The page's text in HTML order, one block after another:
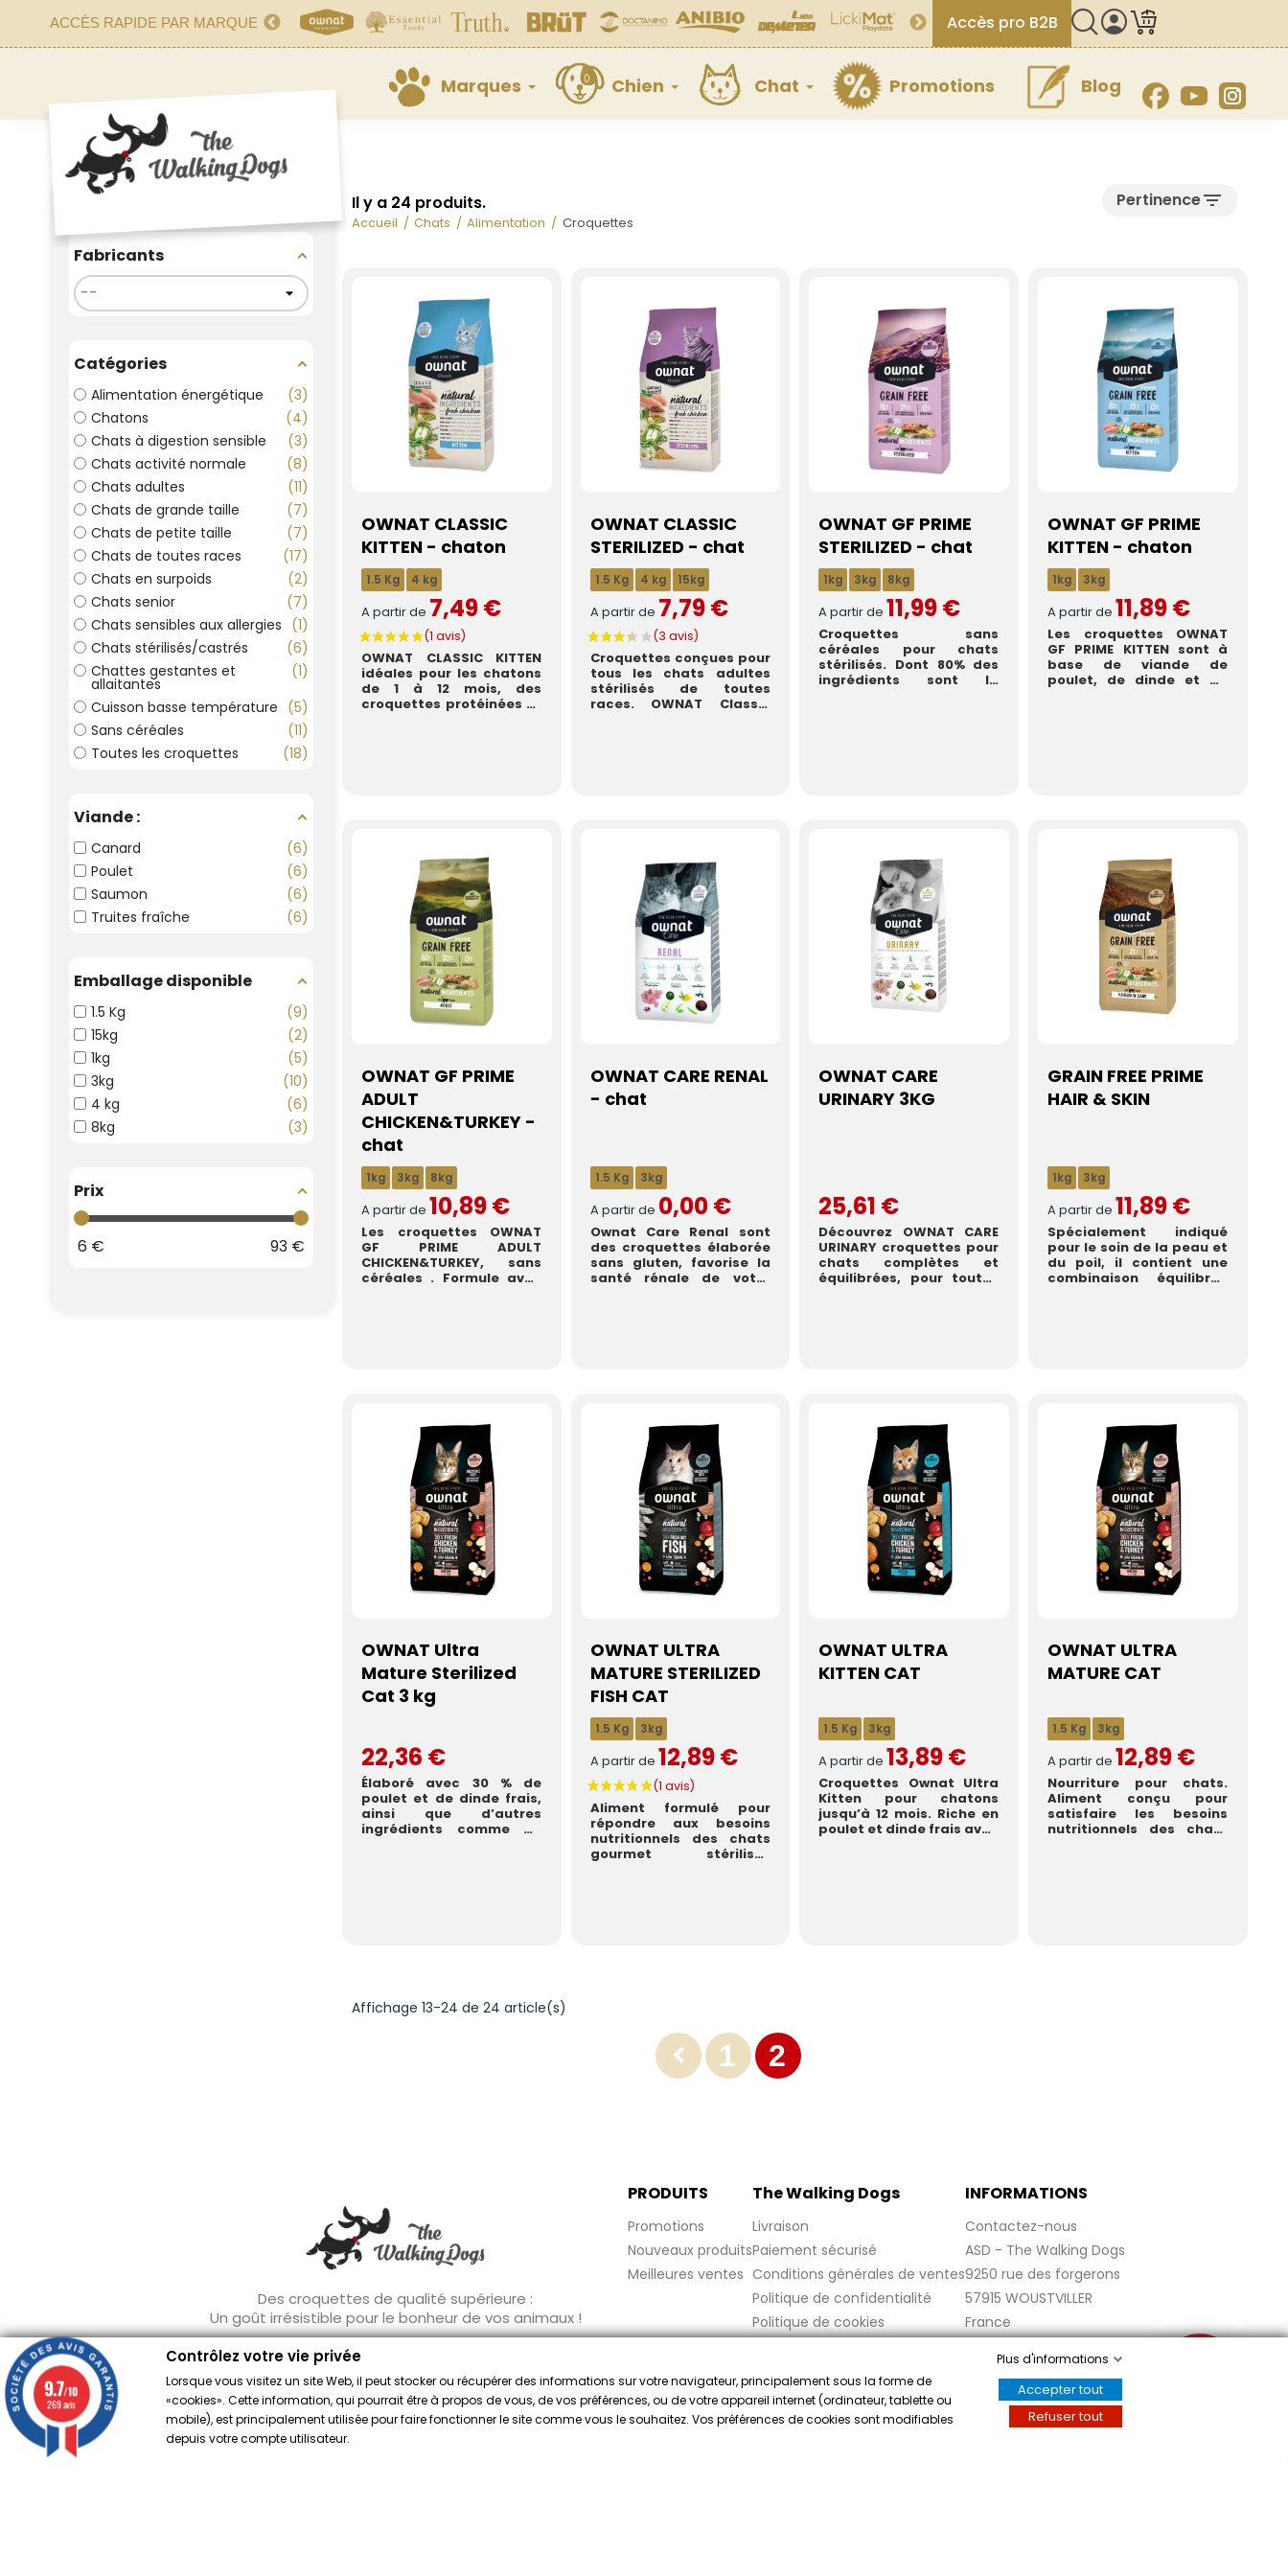
ACCÈS RAPIDE PAR MARQUE Accès pro B2B
Marques Chien Chat Promotions Blog Facebook
YouTube
Fabricants
Catégories
Alimentation énergétique
3
Chatons
4
Chats à digestion sensible
3
Chats activité normale
8
Chats adultes
11
Chats de grande taille
7
Chats de petite taille
7
Chats de toutes races
17
Chats en surpoids
2
Chats senior
7
Chats sensibles aux allergies
1
Chats stérilisés/castrés
6
Chattes gestantes et
allaitantes
1
Cuisson basse température
5
Sans céréales
11
Toutes les croquettes
18
Viande :
Canard
6
Poulet
6
Saumon
6
Truites fraîche
6
Emballage disponible
1.5 Kg
9
15kg
2
1kg
5
3kg
10
4 kg
6
8kg
3
Prix
6 € 93 €
Il y a 24 produits.
Accueil Chats Alimentation Croquettes
Pertinencefilter_list
OWNAT CLASSIC
KITTEN - chaton
1.5 Kg 4 kg
A partir de 7,49 €
OWNAT CLASSIC KITTEN
idéales pour les chatons
de 1 à 12 mois, des
croquettes protéinées et
OWNAT CLASSIC
STERILIZED - chat
1.5 Kg 4 kg 15kg
A partir de 7,79 €
Croquettes conçues pour
tous les chats adultes
stérilisés de toutes
races. OWNAT Classic
OWNAT GF PRIME
STERILIZED - chat
1kg 3kg 8kg
A partir de 11,99 €
Croquettes sans
céréales pour chats
stérilisés. Dont 80% des
ingrédients sont la
OWNAT GF PRIME
KITTEN - chaton
1kg 3kg
A partir de 11,89 €
Les croquettes OWNAT
GF PRIME KITTEN sont à
base de viande de
poulet, de dinde et de
OWNAT GF PRIME
ADULT
CHICKEN&TURKEY -
chat
1kg 3kg 8kg
A partir de 10,89 €
Les croquettes OWNAT
GF PRIME ADULT
CHICKEN&TURKEY, sans
céréales . Formule avec
OWNAT CARE RENAL
- chat
1.5 Kg 3kg
A partir de 0,00 €
Ownat Care Renal sont
des croquettes élaborée
sans gluten, favorise la
santé rénale de votre
OWNAT CARE
URINARY 3KG
25,61 €
Découvrez OWNAT CARE
URINARY croquettes pour
chats complètes et
équilibrées, pour toutes
GRAIN FREE PRIME
HAIR & SKIN
1kg 3kg
A partir de 11,89 €
Spécialement indiqué
pour le soin de la peau et
du poil, il contient une
combinaison équilibrée
OWNAT Ultra
Mature Sterilized
Cat 3 kg
22,36 €
Élaboré avec 30 % de
poulet et de dinde frais,
ainsi que d’autres
ingrédients comme de
OWNAT ULTRA
MATURE STERILIZED
FISH CAT
1.5 Kg 3kg
A partir de 12,89 €
Aliment formulé pour
répondre aux besoins
nutritionnels des chats
gourmet stérilisés
OWNAT ULTRA
KITTEN CAT
1.5 Kg 3kg
A partir de 13,89 €
Croquettes Ownat Ultra
Kitten pour chatons
jusqu’à 12 mois. Riche en
poulet et dinde frais avec
OWNAT ULTRA
MATURE CAT
1.5 Kg 3kg
A partir de 12,89 €
Nourriture pour chats.
Aliment conçu pour
satisfaire les besoins
nutritionnels des chats
Affichage 13-24 de 24 article(s)
 1 2
Des croquettes de qualité supérieure :
Un goût irrésistible pour le bonheur de vos animaux !
PRODUITS
Promotions
Nouveaux produits
Meilleures ventes
The Walking Dogs
Livraison
Paiement sécurisé
Conditions générales de ventes
Politique de confidentialité
Politique de cookies
INFORMATIONS
Contactez-nous
ASD - The Walking Dogs
9250 rue des forgerons
57915 WOUSTVILLER
France
Contrôlez votre vie privée
Marchand approuvé par la Société des Avis Garantis,cliquez ici pour vérifier .
Contrôlez votre vie privée
Lorsque vous visitez un site Web, il peut stocker ou récupérer des informations sur votre navigateur, principalement sous la forme de
«cookies». Cette information, qui pourrait être à propos de vous, de vos préférences, ou de votre appareil internet (ordinateur, tablette ou
mobile), est principalement utilisée pour faire fonctionner le site comme vous le souhaitez. Vos préférences de cookies sont modifiables
depuis votre compte utilisateur.
Plus d'informations
Accepter tout
Refuser tout
9.7/10
269 avis